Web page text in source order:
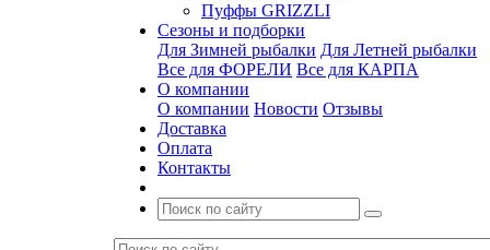
Пуффы GRIZZLI
Сезоны и подборки
Для Зимней рыбалки Для Летней рыбалки
Все для ФОРЕЛИ Все для КАРПА
О компании
О компании Новости Отзывы
Доставка
Оплата
Контакты